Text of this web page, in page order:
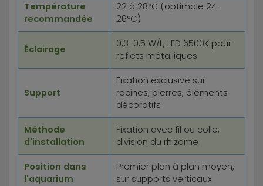
Température
recommandée
22 à 28°C (optimale 24-
26°C)
Éclairage
0,3-0,5 W/L, LED 6500K pour
reflets métalliques
Support
Fixation exclusive sur
racines, pierres, éléments
décoratifs
Méthode
d'installation
Fixation avec fil ou colle,
division du rhizome
Position dans
l'aquarium
Premier plan à plan moyen,
sur supports verticaux